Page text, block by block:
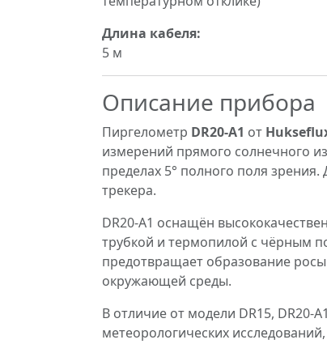
Длина кабеля:
5 м
Описание прибора
Пиргелометр DR20-A1 от
измерений прямого солнечного
пределах 5° полного поля
трекера.
DR20-A1 оснащён
трубкой и термопилой с чёрным
предотвращает образование
окружающей среды.
В отличие от модели DR15,
метеорологических